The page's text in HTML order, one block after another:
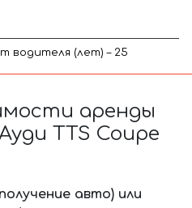
водителя (лет) – 25
аренды
TTS Coupe
авто) или